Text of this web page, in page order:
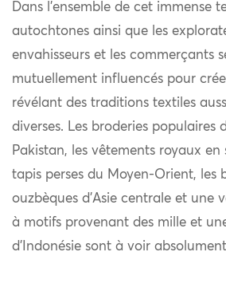
Dans l’ensemble de cet immense
autochtones ainsi que les
envahisseurs et les commerçants
mutuellement influencés pour
révélant des traditions textiles
diverses. Les broderies populaires
Pakistan, les vêtements royaux en
tapis perses du Moyen-Orient, les
ouzbèques d’Asie centrale et une
à motifs provenant des mille et
d’Indonésie sont à voir